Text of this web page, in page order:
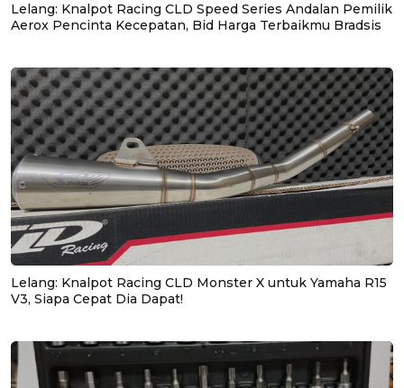
Lelang: Knalpot Racing CLD Speed Series Andalan Pemilik
Aerox Pencinta Kecepatan, Bid Harga Terbaikmu Bradsis
Lelang: Knalpot Racing CLD Monster X untuk Yamaha R15
V3, Siapa Cepat Dia Dapat!